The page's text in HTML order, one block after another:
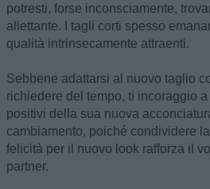
potresti, forse inconsciamente,
allettante. I tagli corti spesso
qualità intrinsecamente attraenti.
Sebbene adattarsi al nuovo taglio
richiedere del tempo, ti incoraggio
positivi della sua nuova
cambiamento, poiché condividere
felicità per il nuovo look rafforza il
partner.